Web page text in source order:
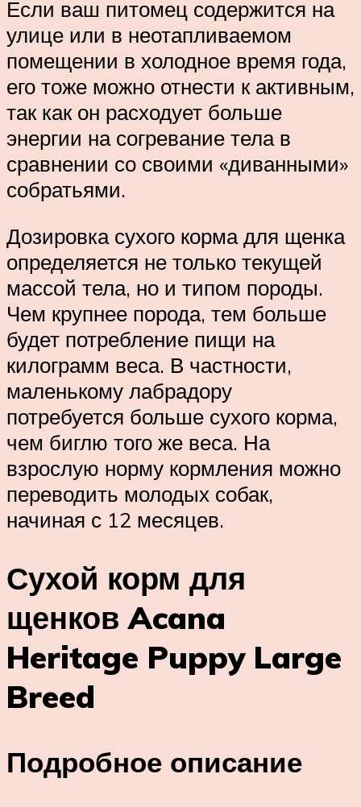
Если ваш питомец содержится на
улице или в неотапливаемом
помещении в холодное время года,
его тоже можно отнести к активным,
так как он расходует больше
энергии на согревание тела в
сравнении со своими «диванными»
собратьями.
Дозировка сухого корма для щенка
определяется не только текущей
массой тела, но и типом породы.
Чем крупнее порода, тем больше
будет потребление пищи на
килограмм веса. В частности,
маленькому лабрадору
потребуется больше сухого корма,
чем биглю того же веса. На
взрослую норму кормления можно
переводить молодых собак,
начиная с 12 месяцев.
Сухой корм для
щенков Acana
Heritage Puppy Large
Breed
Подробное описание